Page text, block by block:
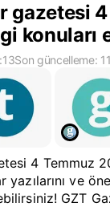
gazetesi
konuları
Son güncelleme:
4 Temmuz
ve
GZT